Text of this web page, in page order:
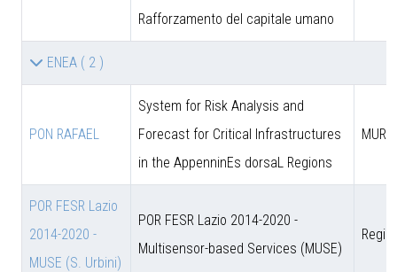
Rafforzamento del capitale umano
ENEA ( 2 )
PON RAFAEL
System for Risk Analysis and
Forecast for Critical Infrastructures
in the AppenninEs dorsaL Regions
MUR
POR FESR Lazio
2014-2020 -
MUSE (S. Urbini)
POR FESR Lazio 2014-2020 -
Multisensor-based Services (MUSE)